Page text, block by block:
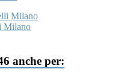
Milano
Milano
anche per: